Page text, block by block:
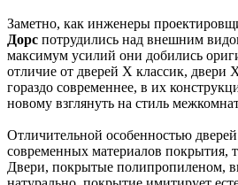
Заметно, как инженеры
Дорс потрудились над внешним
максимум усилий они добились
отличие от дверей Х классик, двери
гораздо современнее, в их
новому взглянуть на стиль
Отличительной особенностью
современных материалов покрытия,
Двери, покрытые полипропиленом,